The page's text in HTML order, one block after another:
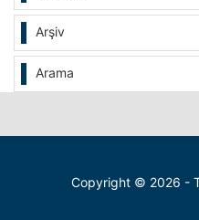
Arşiv
Arama
Copyright © 2026 -